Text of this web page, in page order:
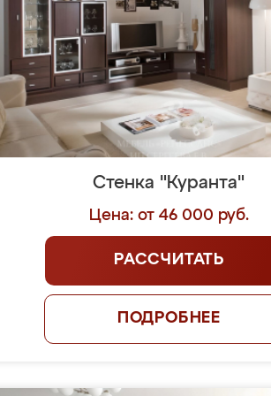
Стенка "Куранта"
Цена: от 46 000 руб.
РАССЧИТАТЬ
ПОДРОБНЕЕ